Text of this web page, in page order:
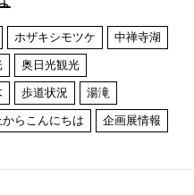
ホザキシモツケ 中禅寺湖
奥日光観光
歩道状況 湯滝
らこんにちは 企画展情報